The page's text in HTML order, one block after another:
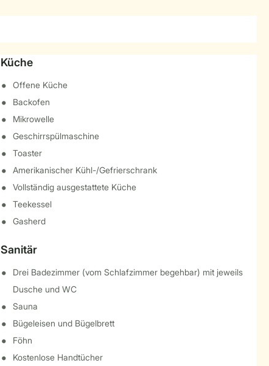
Küche
Offene Küche
Backofen
Mikrowelle
Geschirrspülmaschine
Toaster
Amerikanischer Kühl-/Gefrierschrank
Vollständig ausgestattete Küche
Teekessel
Gasherd
Sanitär
Drei Badezimmer (vom Schlafzimmer begehbar) mit jeweils
Dusche und WC
Sauna
Bügeleisen und Bügelbrett
Föhn
Kostenlose Handtücher